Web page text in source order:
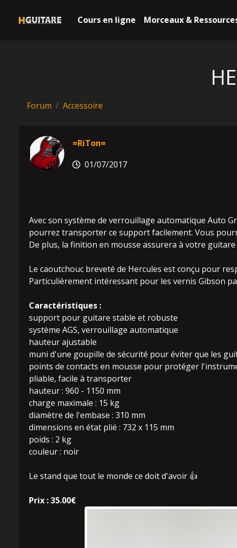
Cours en ligne Morceaux &
Forum Accessoire
=RiTon=
01/07/2017
Avec son système de verrouillage automatique Auto
pourrez transporter ce support facilement. Vous
De plus, la finition en mousse assurera à votre
Le caoutchouc breveté de Hercules est conçu pour
Particulièrement intéressant pour les vernis Gibson
Caractéristiques :
support pour guitare stable et robuste
système AGS, verrouillage automatique
hauteur ajustable
muni d'une goupille de sécurité pour éviter que les
points de contacts en mousse pour protéger
pliable, facile à transporter
hauteur : 960 - 1150 mm
charge maximale : 15 kg
diamètre de l'embase : 310 mm
dimensions en état plié : 732 x 115 mm
poids : 2 kg
couleur : noir
Le stand que tout le monde ce doit d'avoir 👍
Prix : 35.00€